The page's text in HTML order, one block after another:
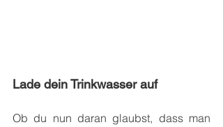
Lade dein Trinkwasser auf
Ob du nun daran glaubst, dass man